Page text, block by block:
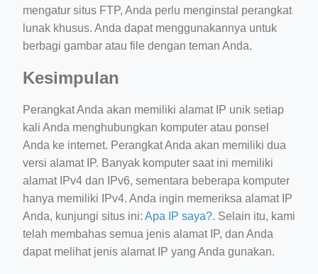
mengatur situs FTP, Anda perlu menginstal perangkat
lunak khusus. Anda dapat menggunakannya untuk
berbagi gambar atau file dengan teman Anda.
Kesimpulan
Perangkat Anda akan memiliki alamat IP unik setiap
kali Anda menghubungkan komputer atau ponsel
Anda ke internet. Perangkat Anda akan memiliki dua
versi alamat IP. Banyak komputer saat ini memiliki
alamat IPv4 dan IPv6, sementara beberapa komputer
hanya memiliki IPv4. Anda ingin memeriksa alamat IP
Anda, kunjungi situs ini: Apa IP saya?. Selain itu, kami
telah membahas semua jenis alamat IP, dan Anda
dapat melihat jenis alamat IP yang Anda gunakan.